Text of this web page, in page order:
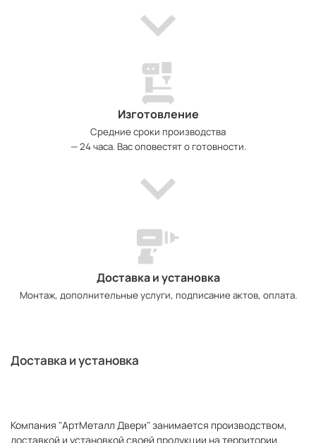
Изготовление
Средние сроки производства
— 24 часа. Вас оповестят о готовности.
Доставка и установка
Монтаж, дополнительные услуги, подписание актов, оплата.
Доставка и установка
Компания "АртМеталл Двери" занимается производством,
доставкой и установкой своей продукции на территории